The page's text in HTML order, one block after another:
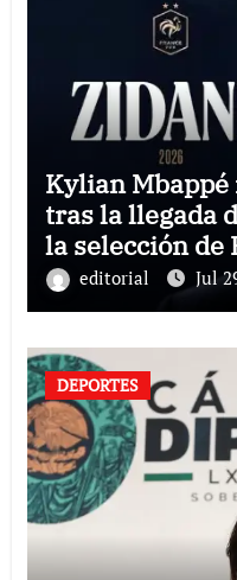
Kylian
tras la llegada
la selección de
editorial Jul
DEPORTES